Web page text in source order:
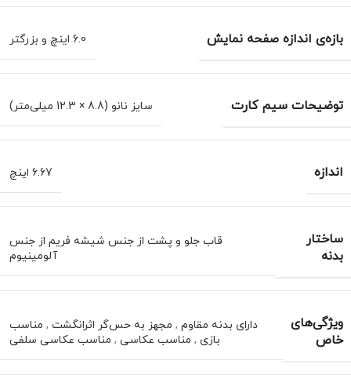
بازه‌ی اندازه صفحه نمایش 6.0 اینچ و بزرگتر
توضیحات سیم کارت سایز نانو (8.8 × 12.3 میلی‌متر)
اندازه 6.67 اینچ
ساختار
بدنه
قاب جلو و پشت از جنس شیشه فریم از جنس
آلومینیوم
ویژگی‌های
خاص
دارای بدنه مقاوم , مجهز به حس‌گر اثرانگشت , مناسب
بازی , مناسب عکاسی , مناسب عکاسی سلفی